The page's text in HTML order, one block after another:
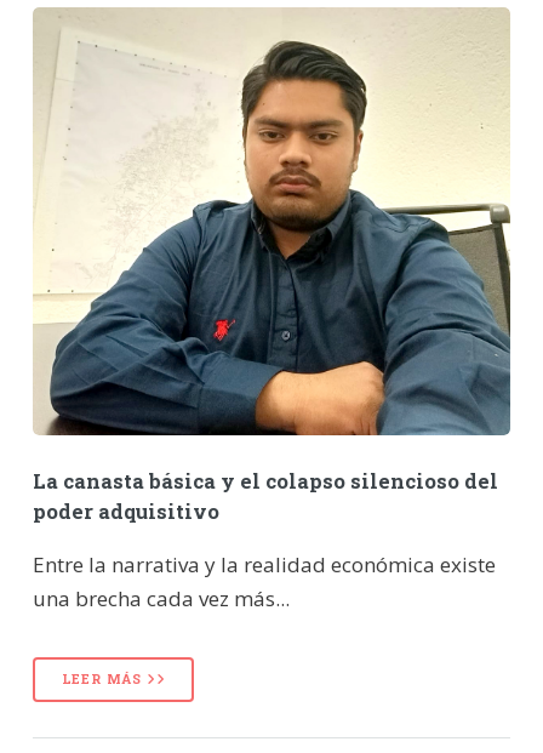
La canasta básica y el colapso silencioso del
poder adquisitivo
Entre la narrativa y la realidad económica existe
una brecha cada vez más...
LEER MÁS